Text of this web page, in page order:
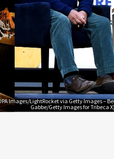
Images/LightRocket via Getty Images –
Gabbe/Getty Images for Tribeca